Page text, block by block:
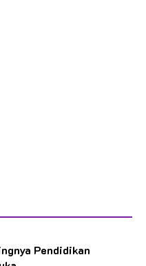
Pendidikan